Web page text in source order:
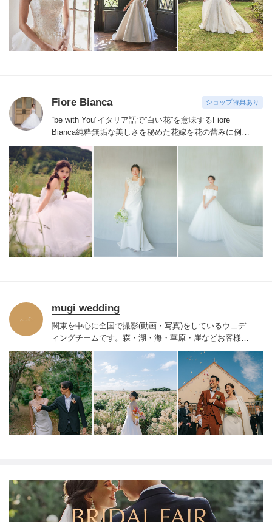
お着物や現代の薫りをちりばめた艶やかなコレクショ
ン。 すべての花嫁さまへ後悔しないお衣裳選びをお手伝
いさせて頂きます。
Fiore Bianca ショップ特典あり
“be with You”イタリア語で”白い花”を意味するFiore
Bianca純粋無垢な美しさを秘めた花嫁を花の蕾みに例え
白い花が咲くまでのストーリーをあなたと共に紡いでい
きます
世界を巡り出会ったデザイナーズブランドや、オ
リジナルドレスはまだ見ぬ新しい自分の姿へと出会わせ
てくれます。
誰かの真似ではなくあなただからできるス
タイルへあなたにしかできないブライズスタイルへ導き
ます。
美しい白い花を咲かせ今よりずっと好きな自分
mugi wedding
関東を中心に全国で撮影(動画・写真)をしているウェデ
ィングチームです。 森・湖・海・草原・崖などお客様が
撮影したいロケーションにて私たちが出張撮影をいたし
ます。お2人だけのコンセプトを余すことなく動画・写真
で表現し、オーダーメイドの作品をお届けいたします。
「色褪せない想い出を」をご一緒に創り上げていきませ
んか。【キャンセル規定】ご契約日から撮影日の31日前
まで→キャンセル料は発生しません。撮影日の30日前か
ら８日前まで→お見積額の50％撮影日の７日前から前日
まで→お見積額の75％撮影日当日→お見積額の100％